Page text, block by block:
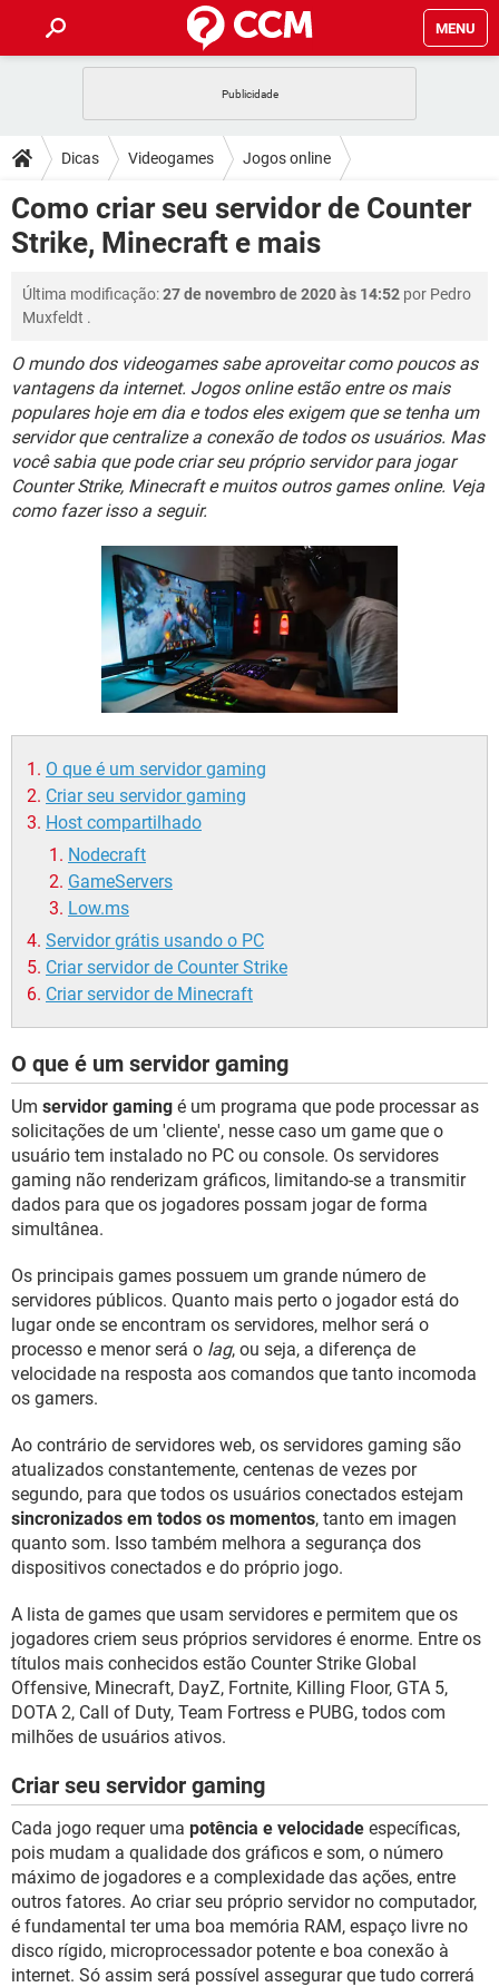
MENU
CELULAR FACEBOOK
OUTLOOK EXCEL
INSTAGRAM GMAIL
DICAS
JOGOS
CELULAR FACEBOOK
INSTAGRAM GMAIL
DOWNLOADS
JOGOS WHATSAPP
OUTLOOK
INSTAGRAM
GUIA DE COMPRAS
FÓRUM
JOGOS WHATSAPP
OUTLOOK EXCEL
INSTAGRAM GMAIL
GUIA DE COMPRAS
GLOSSÁRIO
JOGOS WHATSAPP
CELULAR FACEBOOK
OUTLOOK EXCEL
INSTAGRAM GMAIL
GUIA DE COMPRAS
Dicas Videogames Jogos online
Como criar seu servidor de Counter
Strike, Minecraft e mais
Última modificação:27 de novembro de 2020 às 14:52 por Pedro
Muxfeldt .
O mundo dos videogames sabe aproveitar como poucos as
vantagens da internet. Jogos online estão entre os mais
populares hoje em dia e todos eles exigem que se tenha um
servidor que centralize a conexão de todos os usuários. Mas
você sabia que pode criar seu próprio servidor para jogar
Counter Strike, Minecraft e muitos outros games online. Veja
como fazer isso a seguir.
O que é um servidor gaming
Criar seu servidor gaming
Host compartilhado
Nodecraft
GameServers
Low.ms
Servidor grátis usando o PC
Criar servidor de Counter Strike
Criar servidor de Minecraft
O que é um servidor gaming
Um servidor gaming é um programa que pode processar as
solicitações de um 'cliente', nesse caso um game que o
usuário tem instalado no PC ou console. Os servidores
gaming não renderizam gráficos, limitando-se a transmitir
dados para que os jogadores possam jogar de forma
simultânea.
Os principais games possuem um grande número de
servidores públicos. Quanto mais perto o jogador está do
lugar onde se encontram os servidores, melhor será o
processo e menor será o lag, ou seja, a diferença de
velocidade na resposta aos comandos que tanto incomoda
os gamers.
Ao contrário de servidores web, os servidores gaming são
atualizados constantemente, centenas de vezes por
segundo, para que todos os usuários conectados estejam
sincronizados em todos os momentos, tanto em imagen
quanto som. Isso também melhora a segurança dos
dispositivos conectados e do próprio jogo.
A lista de games que usam servidores e permitem que os
jogadores criem seus próprios servidores é enorme. Entre os
títulos mais conhecidos estão Counter Strike Global
Offensive, Minecraft, DayZ, Fortnite, Killing Floor, GTA 5,
DOTA 2, Call of Duty, Team Fortress e PUBG, todos com
milhões de usuários ativos.
Criar seu servidor gaming
Cada jogo requer uma potência e velocidade específicas,
pois mudam a qualidade dos gráficos e som, o número
máximo de jogadores e a complexidade das ações, entre
outros fatores. Ao criar seu próprio servidor no computador,
é fundamental ter uma boa memória RAM, espaço livre no
disco rígido, microprocessador potente e boa conexão à
internet. Só assim será possível assegurar que tudo correrá